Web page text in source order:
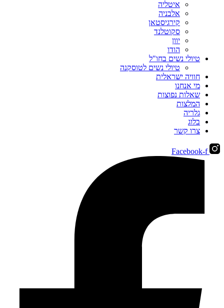
איטליה
אלבניה
קירגיסטאן
סקוטלנד
יוון
הודו
טיולי נשים בחו"ל
טיולי נשים לטוסקנה
חוויה ישראלית
מי אנחנו
שאלות נפוצות
המלצות
גלריה
בלוג
צרו קשר
Facebook-f